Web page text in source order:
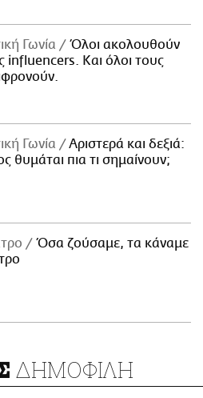
Γωνία
Όλοι ακολουθούν
influencers. Και όλοι τους
Γωνία
Αριστερά και δεξιά:
θυμάται πια τι σημαίνουν;
Όσα ζούσαμε, τα κάναμε
ΔΗΜΟΦΙΛΗ